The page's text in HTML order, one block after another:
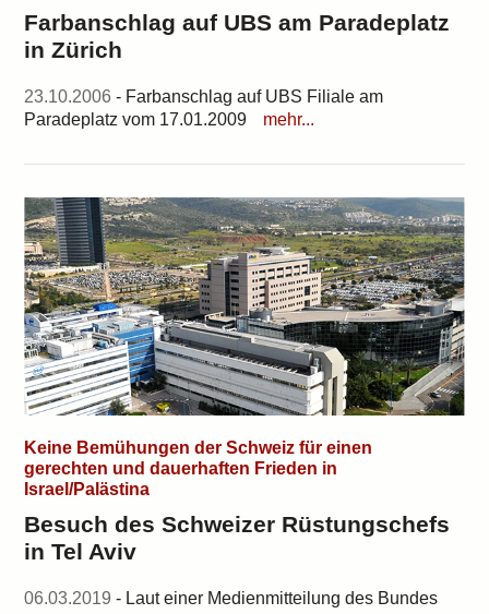
Farbanschlag auf UBS am Paradeplatz
in Zürich
23.10.2006 - Farbanschlag auf UBS Filiale am
Paradeplatz vom 17.01.2009
mehr...
Keine Bemühungen der Schweiz für einen
gerechten und dauerhaften Frieden in
Israel/Palästina
Besuch des Schweizer Rüstungschefs
in Tel Aviv
06.03.2019 - Laut einer Medienmitteilung des Bundes